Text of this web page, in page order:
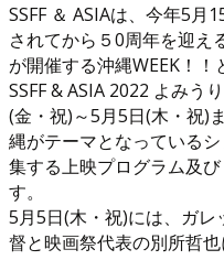
SSFF ＆ ASIAは、今年5月
されてから５0周年を迎え
が開催する沖縄WEEK！！
SSFF & ASIA 2022 よみう
(金・祝)～5月5日(木・祝)
縄がテーマとなっている
集する上映プログラム及
す。
5月5日(木・祝)には、ガ
督と映画祭代表の別所哲也